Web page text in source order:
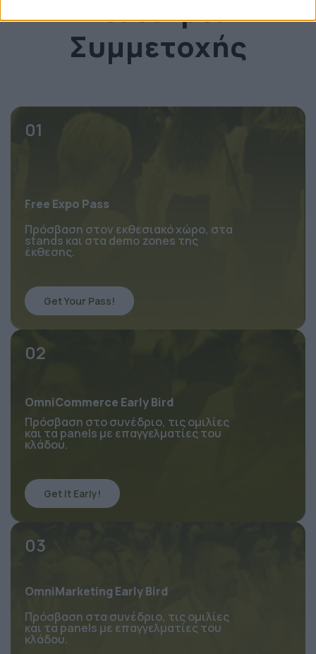
Εισιτήρια
Συμμετοχής
Free Expo Pass
Πρόσβαση στον εκθεσιακό χώρο, στα
stands και στα demo zones της
Get Your Pass!
OmniCommerce Early Bird
Πρόσβαση στο συνέδριο, τις ομιλίες
και τα panels με επαγγελματίες του
Get It Early!
OmniMarketing Early Bird
Πρόσβαση στα συνέδριο, τις ομιλίες
και τα panels με επαγγελματίες του